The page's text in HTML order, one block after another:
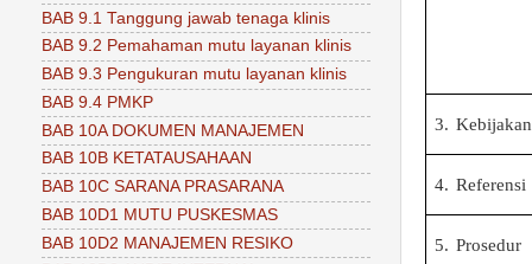
3. Kebijakan
4. Referensi
5. Prosedur
BAB 9.1 Tanggung jawab tenaga klinis
BAB 9.2 Pemahaman mutu layanan klinis
BAB 9.3 Pengukuran mutu layanan klinis
BAB 9.4 PMKP
BAB 10A DOKUMEN MANAJEMEN
BAB 10B KETATAUSAHAAN
BAB 10C SARANA PRASARANA
BAB 10D1 MUTU PUSKESMAS
BAB 10D2 MANAJEMEN RESIKO